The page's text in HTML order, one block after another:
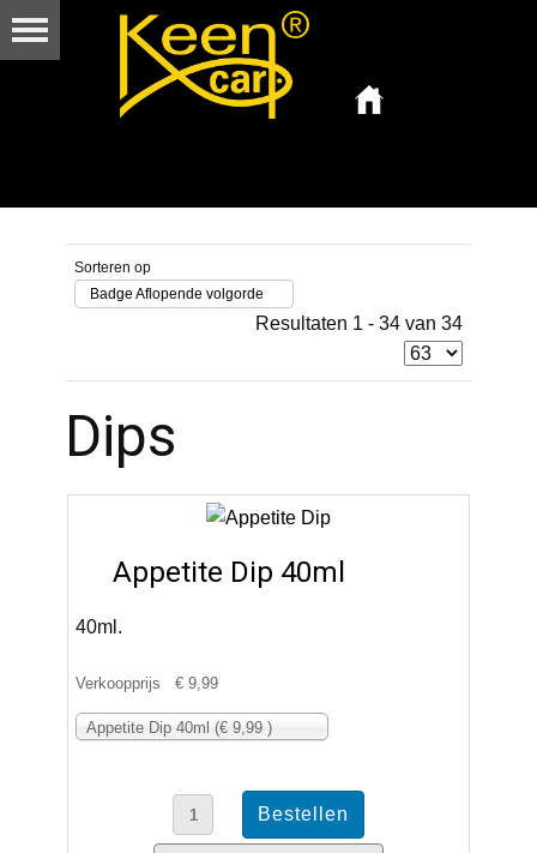
Sorteren op
Badge Aflopende volgorde
Resultaten 1 - 34 van 34
Dips
Appetite Dip 40ml
40ml.
Verkoopprijs € 9,99
Appetite Dip 40ml (€ 9,99 )